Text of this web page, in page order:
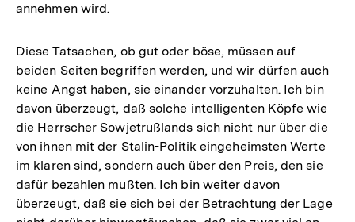
annehmen wird.
Diese Tatsachen, ob gut oder böse, müssen auf
beiden Seiten begriffen werden, und wir dürfen auch
keine Angst haben, sie einander vorzuhalten. Ich bin
davon überzeugt, daß solche intelligenten Köpfe wie
die Herrscher Sowjetrußlands sich nicht nur über die
von ihnen mit der Stalin-Politik eingeheimsten Werte
im klaren sind, sondern auch über den Preis, den sie
dafür bezahlen mußten. Ich bin weiter davon
überzeugt, daß sie sich bei der Betrachtung der Lage